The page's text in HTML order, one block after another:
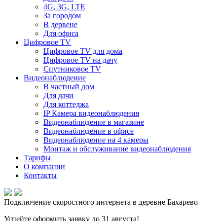
4G, 3G, LTE
За городом
В дервене
Для офиса
Цифровое TV
Цифровое TV для дома
Цифровое TV на дачу
Спутниковое TV
Видеонаблюдение
В частный дом
Для дачи
Для коттеджа
IP Камера видеонаблюдения
Видеонаблюдение в магазине
Видеонаблюдение в офисе
Видеонаблюдение на 4 камеры
Монтаж и обслуживание видеонаблюдения
Тарифы
О компании
Контакты
Подключение скоростного интернета в деревне Бахарево
Успейте оформить заявку до 31 августа!